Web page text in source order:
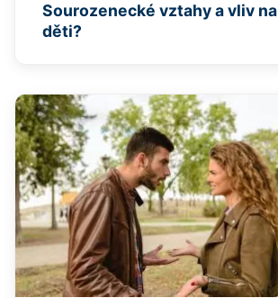
Sourozenecké vztahy a vliv na
děti?